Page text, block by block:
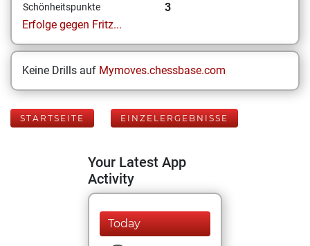
Schönheitspunkte
3
Erfolge gegen Fritz...
Keine Drills auf Mymoves.chessbase.com
STARTSEITE EINZELERGEBNISSE
Your Latest App
Activity
Today